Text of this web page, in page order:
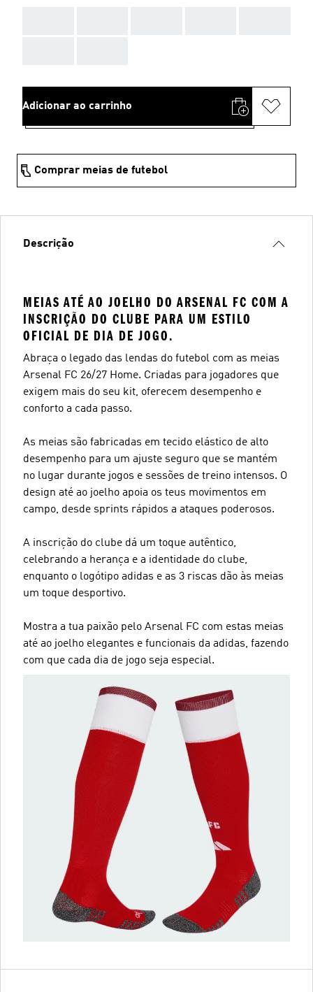
Adicionar ao carrinho
Comprar meias de futebol
Descrição
MEIAS ATÉ AO JOELHO DO ARSENAL FC COM A
INSCRIÇÃO DO CLUBE PARA UM ESTILO
OFICIAL DE DIA DE JOGO.
Abraça o legado das lendas do futebol com as meias
Arsenal FC 26/27 Home. Criadas para jogadores que
exigem mais do seu kit, oferecem desempenho e
conforto a cada passo.
As meias são fabricadas em tecido elástico de alto
desempenho para um ajuste seguro que se mantém
no lugar durante jogos e sessões de treino intensos. O
design até ao joelho apoia os teus movimentos em
campo, desde sprints rápidos a ataques poderosos.
A inscrição do clube dá um toque autêntico,
celebrando a herança e a identidade do clube,
enquanto o logótipo adidas e as 3 riscas dão às meias
um toque desportivo.
Mostra a tua paixão pelo Arsenal FC com estas meias
até ao joelho elegantes e funcionais da adidas, fazendo
com que cada dia de jogo seja especial.